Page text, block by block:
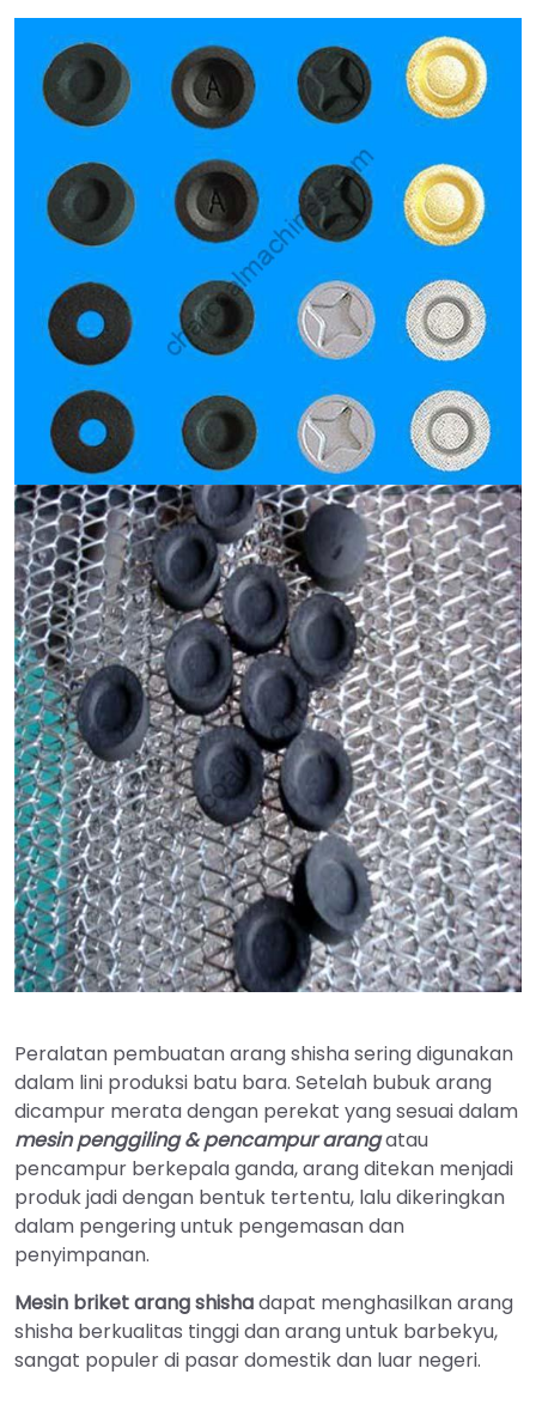
Peralatan pembuatan arang shisha sering digunakan
dalam lini produksi batu bara. Setelah bubuk arang
dicampur merata dengan perekat yang sesuai dalam
mesin penggiling & pencampur arangatau
pencampur berkepala ganda, arang ditekan menjadi
produk jadi dengan bentuk tertentu, lalu dikeringkan
dalam pengering untuk pengemasan dan
penyimpanan.
Mesin briket arang shishadapat menghasilkan arang
shisha berkualitas tinggi dan arang untuk barbekyu,
sangat populer di pasar domestik dan luar negeri.